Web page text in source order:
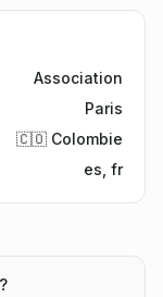
Association
Paris
🇨🇴 Colombie
es, fr